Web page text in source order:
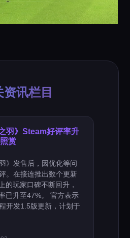
资讯栏目
羽》Steam好评率升
赏
》发售后，因优化等问
。在接连推出数个更新
的玩家口碑不断回升，
已升至47%。 官方表示
开发1.5版更新，计划于